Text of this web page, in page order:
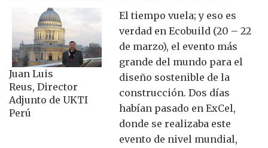
Juan Luis
Reus, Director
Adjunto de UKTI
Perú
El tiempo vuela; y eso es
verdad en Ecobuild (20 – 22
de marzo), el evento más
grande del mundo para el
diseño sostenible de la
construcción. Dos días
habían pasado en ExCel,
donde se realizaba este
evento de nivel mundial,